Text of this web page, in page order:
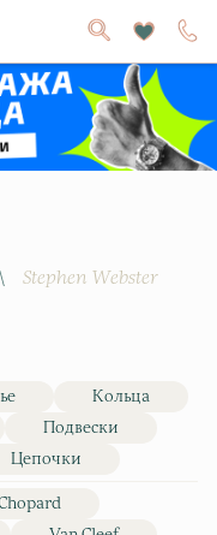
Stephen Webster
Кольца
Подвески
Цепочки